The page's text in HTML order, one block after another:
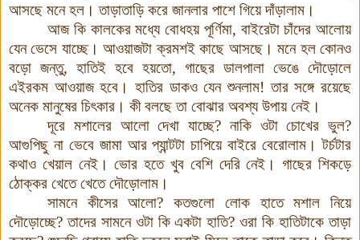
আসছে মনে হল। তাড়াতাড়ি করে জানলার পাশে গিয়ে দাঁড়ালাম।
আজ কি কালকের মধ্যে বোধহয় পূর্ণিমা, বাইরেটা চাঁদের আলোয়
যেন ভেসে যাচ্ছে। আওয়াজটা ক্রমশই কাছে আসছে। মনে হল কোনও
বড়ো জন্তু, হাতিই হবে হয়তো, গাছের ডালপালা ভেঙে দৌড়োলে
এইরকম আওয়াজ হবে। হাতির ডাকও যেন শুনলাম! তার সঙ্গে রয়েছে
অনেক মানুষের চিৎকার। কী বলছে তা বোঝার অবশ্য উপায় নেই।
দূরে মশালের আলো দেখা যাচ্ছে? নাকি ওটা চোখের ভুল?
আগুপিছু না ভেবে জামা আর প্যান্টটা চাপিয়ে বাইরে বেরোলাম। টর্চটার
কথাও খেয়াল নেই। ভোর হতে খুব বেশি দেরি নেই। গাছের শিকড়ে
ঠোক্কর খেতে খেতে দৌড়োলাম ।
সামনে কীসের আলো? কতগুলো লোক হাতে মশাল নিয়ে
দৌড়োচ্ছে? তাদের সামনে ওটা কি একটা হাতি? ওরা কি হাতিটাকে তাড়া